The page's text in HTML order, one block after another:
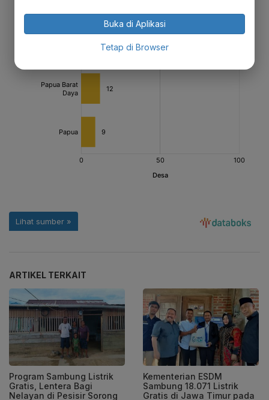
ARTIKEL TERKAIT
Program Sambung Listrik
Gratis, Lentera Bagi
Nelayan di Pesisir Sorong
Kementerian ESDM
Sambung 18.071 Listrik
Gratis di Jawa Timur pada
Buka di Aplikasi
Tetap di Browser